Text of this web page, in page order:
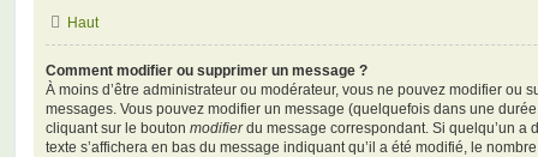
Haut
Comment modifier ou supprimer un message ?
À moins d’être administrateur ou modérateur, vous ne pouvez modifier ou
messages. Vous pouvez modifier un message (quelquefois dans une
cliquant sur le bouton modifierdu message correspondant. Si quelqu’un a
texte s’affichera en bas du message indiquant qu’il a été modifié, le